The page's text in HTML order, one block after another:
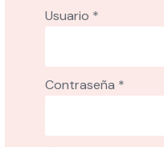
Usuario *
Contraseña *